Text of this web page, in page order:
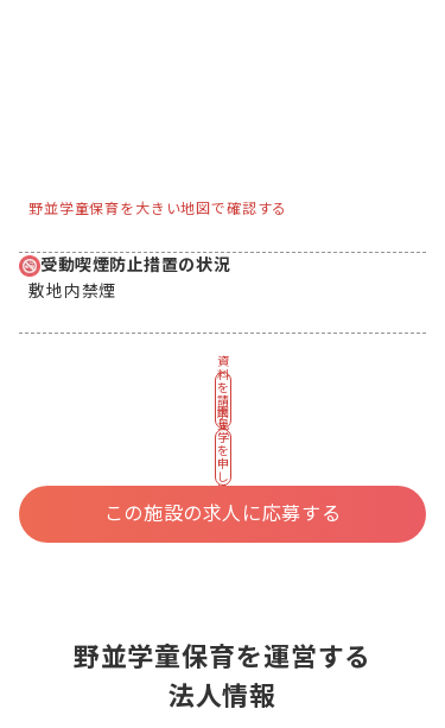
野並学童保育を大きい地図で確認する
受動喫煙防止措置の状況
敷地内禁煙
資
料
を
請
求
す
る
園
見
学
を
申
し
む
この施設の求人に応募する
野並学童保育を運営する
法人情報